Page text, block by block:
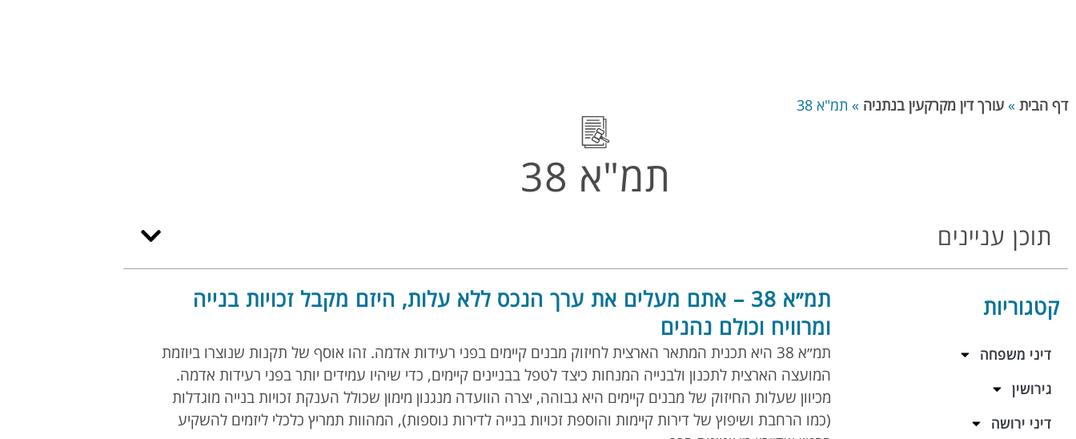
דף הבית » עורך דין מקרקעין בנתניה » תמ"א 38
תמ"א 38
תוכן עניינים
קטגוריות
דיני משפחה
גירושין
דיני ירושה
תמ״א 38 – אתם מעלים את ערך הנכס ללא עלות, היזם מקבל זכויות בנייה
ומרוויח וכולם נהנים
תמ״א 38 היא תכנית המתאר הארצית לחיזוק מבנים קיימים בפני רעידות אדמה. זהו אוסף של תקנות שנוצרו ביוזמת
המועצה הארצית לתכנון ולבנייה המנחות כיצד לטפל בבניינים קיימים, כדי שיהיו עמידים יותר בפני רעידות אדמה.
מכיוון שעלות החיזוק של מבנים קיימים היא גבוהה, יצרה הוועדה מנגנון מימון שכולל הענקת זכויות בנייה מוגדלות
(כמו הרחבת ושיפוץ של דירות קיימות והוספת זכויות בנייה לדירות נוספות), המהוות תמריץ כלכלי ליזמים להשקיע